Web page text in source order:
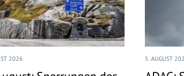
2026 5. AUGUST